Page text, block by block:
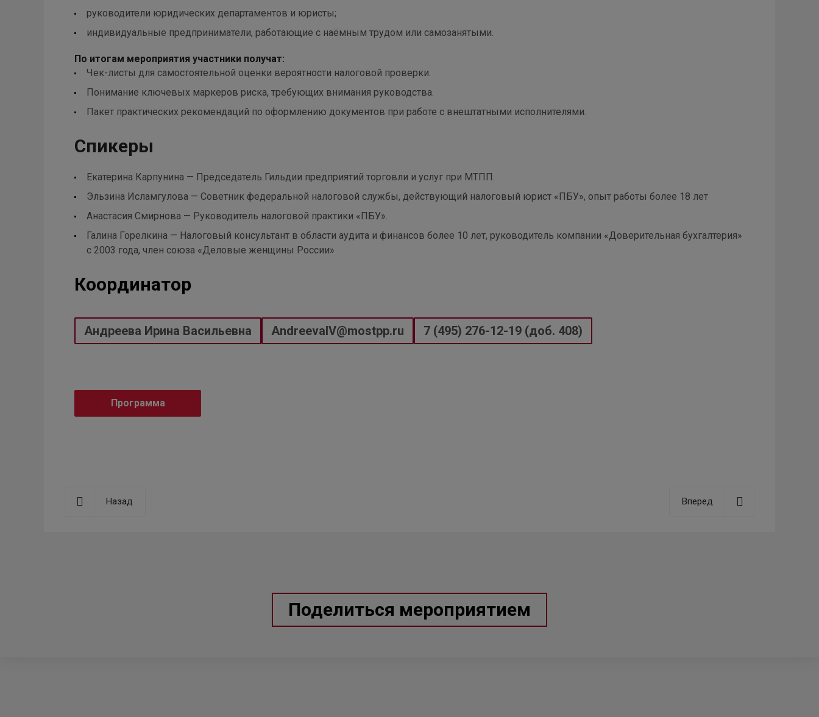
руководители юридических департаментов и юристы;
индивидуальные предприниматели, работающие с наёмным трудом или самозанятыми.
По итогам мероприятия участники получат:
Чек-листы для самостоятельной оценки вероятности налоговой проверки.
Понимание ключевых маркеров риска, требующих внимания руководства.
Пакет практических рекомендаций по оформлению документов при работе с внештатными исполнителями.
Спикеры
Екатерина Карпунина — Председатель Гильдии предприятий торговли и услуг при МТПП.
Эльзина Исламгулова — Советник федеральной налоговой службы, действующий налоговый юрист «ПБУ», опыт работы более 18 лет
Анастасия Смирнова — Руководитель налоговой практики «ПБУ».
Галина Горелкина — Налоговый консультант в области аудита и финансов более 10 лет, руководитель компании «Доверительная бухгалтерия»
с 2003 года, член союза «Деловые женщины России»
Координатор
Андреева Ирина Васильевна AndreevaIV@mostpp.ru 7 (495) 276-12-19 (доб. 408)
Программа
Назад Вперед
Поделиться мероприятием